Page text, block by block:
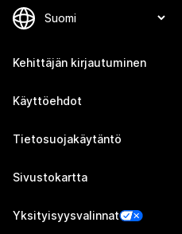
Kehittäjän kirjautuminen
Käyttöehdot
Tietosuojakäytäntö
Sivustokartta
Yksityisyysvalinnat